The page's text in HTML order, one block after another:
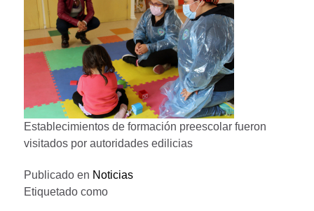
Establecimientos de formación preescolar fueron
visitados por autoridades edilicias
Publicado en Noticias
Etiquetado como